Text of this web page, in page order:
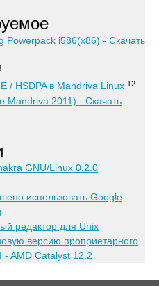
Powerpack i586(x86) - Скачать
/ HSDPA в Mandriva Linux 12
Mandriva 2011) - Скачать
GNU/Linux 0.2.0
использовать Google
редактор для Unix
версию проприетарного
- AMD Catalyst 12.2